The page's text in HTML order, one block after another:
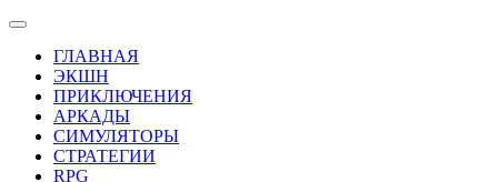
ГЛАВНАЯ
ЭКШН
ПРИКЛЮЧЕНИЯ
АРКАДЫ
СИМУЛЯТОРЫ
СТРАТЕГИИ
RPG